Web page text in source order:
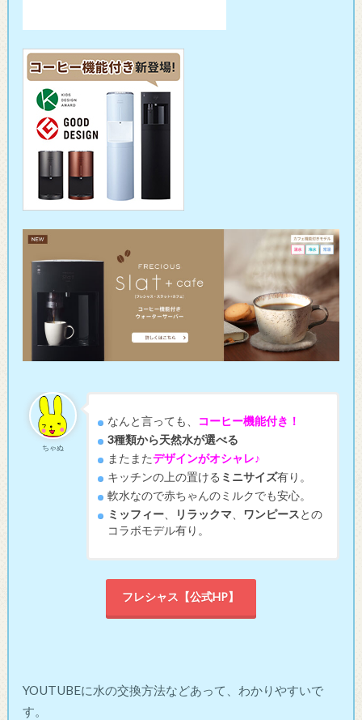
ちゃぬ
なんと言っても、
コーヒー機能付き！
3種類から天然水が選べる
またまたデザインがオシャレ♪
キッチンの上の置ける ミニサイズ有り。
軟水なので赤ちゃんのミルクでも安心。
ミッフィー
リラックマ ワンピースとの
コラボモデル有り。
フレシャス【公式HP】
YOUTUBEに水の交換方法などあって、わかりやすいで
す。